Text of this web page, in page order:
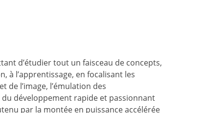
d’étudier tout un faisceau de concepts,
à l’apprentissage, en focalisant les
l’image, l’émulation des
développement rapide et passionnant
par la montée en puissance accélérée